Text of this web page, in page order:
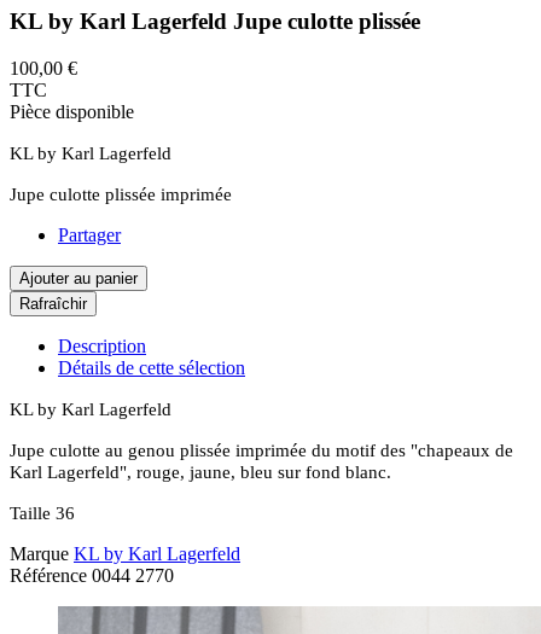
KL by Karl Lagerfeld Jupe culotte plissée
100,00 €
TTC
Pièce disponible
KL by Karl Lagerfeld
Jupe culotte plissée imprimée
Partager
Ajouter au panier
Description
Détails de cette sélection
KL by Karl Lagerfeld
Jupe culotte au genou plissée imprimée du motif des "chapeaux de
Karl Lagerfeld", rouge, jaune, bleu sur fond blanc.
Taille 36
Marque KL by Karl Lagerfeld
Référence 0044 2770